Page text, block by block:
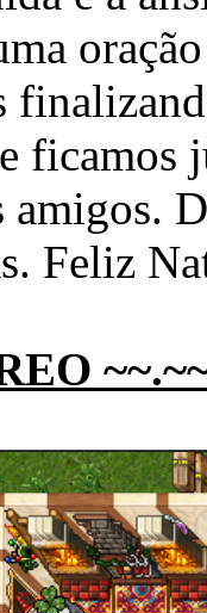
ficamos
Feliz